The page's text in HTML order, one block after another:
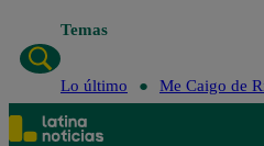
Temas
Lo último Me Caigo de